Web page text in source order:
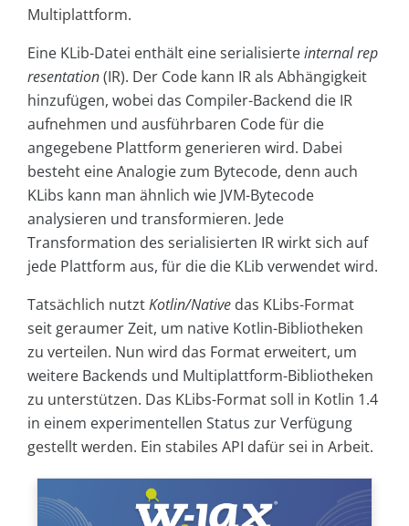
Multiplattform.
Eine KLib-Datei enthält eine serialisierteinternal rep
resentation(IR). Der Code kann IR als Abhängigkeit
hinzufügen, wobei das Compiler-Backend die IR
aufnehmen und ausführbaren Code für die
angegebene Plattform generieren wird. Dabei
besteht eine Analogie zum Bytecode, denn auch
KLibs kann man ähnlich wie JVM-Bytecode
analysieren und transformieren. Jede
Transformation des serialisierten IR wirkt sich auf
jede Plattform aus, für die die KLib verwendet wird.
Tatsächlich nutztKotlin/Native das KLibs-Format
seit geraumer Zeit, um native Kotlin-Bibliotheken
zu verteilen. Nun wird das Format erweitert, um
weitere Backends und Multiplattform-Bibliotheken
zu unterstützen. Das KLibs-Format soll in Kotlin 1.4
in einem experimentellen Status zur Verfügung
gestellt werden. Ein stabiles API dafür sei in Arbeit.